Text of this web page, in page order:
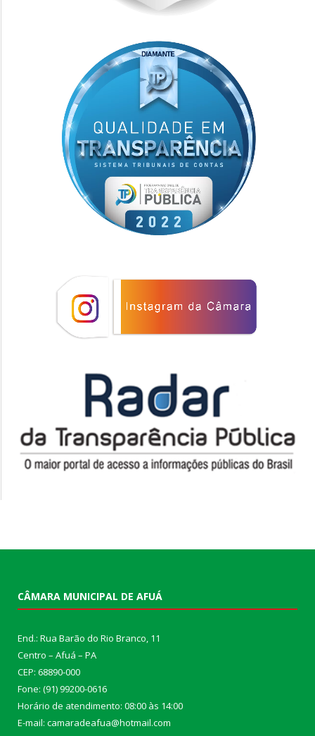
CÂMARA MUNICIPAL DE AFUÁ
End.: Rua Barão do Rio Branco, 11
Centro – Afuá – PA
CEP: 68890-000
Fone: (91) 99200-0616
Horário de atendimento: 08:00 às 14:00
E-mail: camaradeafua@hotmail.com